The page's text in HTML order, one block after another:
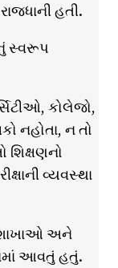
હતી.
સ્વરૂપ
કોલેજો,
નહોતા, ન તો
શિક્ષણનો
વ્યવસ્થા
અને
આવતું હતું.